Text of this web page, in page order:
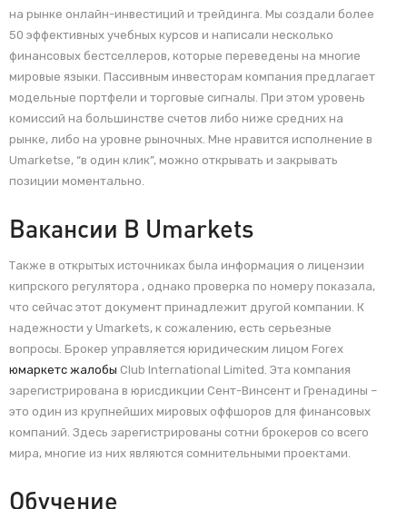
на рынке онлайн-инвестиций и трейдинга. Мы создали более
50 эффективных учебных курсов и написали несколько
финансовых бестселлеров, которые переведены на многие
мировые языки. Пассивным инвесторам компания предлагает
модельные портфели и торговые сигналы. При этом уровень
комиссий на большинстве счетов либо ниже средних на
рынке, либо на уровне рыночных. Мне нравится исполнение в
Umarketsе, “в один клик”, можно открывать и закрывать
позиции моментально.
Вакансии В Umarkets
Также в открытых источниках была информация о лицензии
кипрского регулятора , однако проверка по номеру показала,
что сейчас этот документ принадлежит другой компании. К
надежности у Umarkets, к сожалению, есть серьезные
вопросы. Брокер управляется юридическим лицом Forex
юмаркетс жалобы Club International Limited. Эта компания
зарегистрирована в юрисдикции Сент-Винсент и Гренадины –
это один из крупнейших мировых оффшоров для финансовых
компаний. Здесь зарегистрированы сотни брокеров со всего
мира, многие из них являются сомнительными проектами.
Обучение